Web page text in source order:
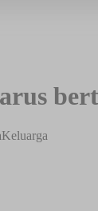
Keluarga